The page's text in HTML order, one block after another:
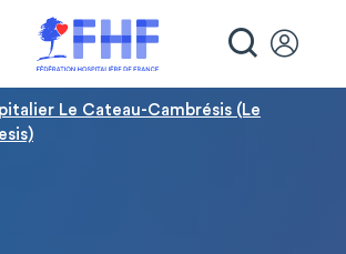
Le Cateau-Cambrésis (Le
des cookies